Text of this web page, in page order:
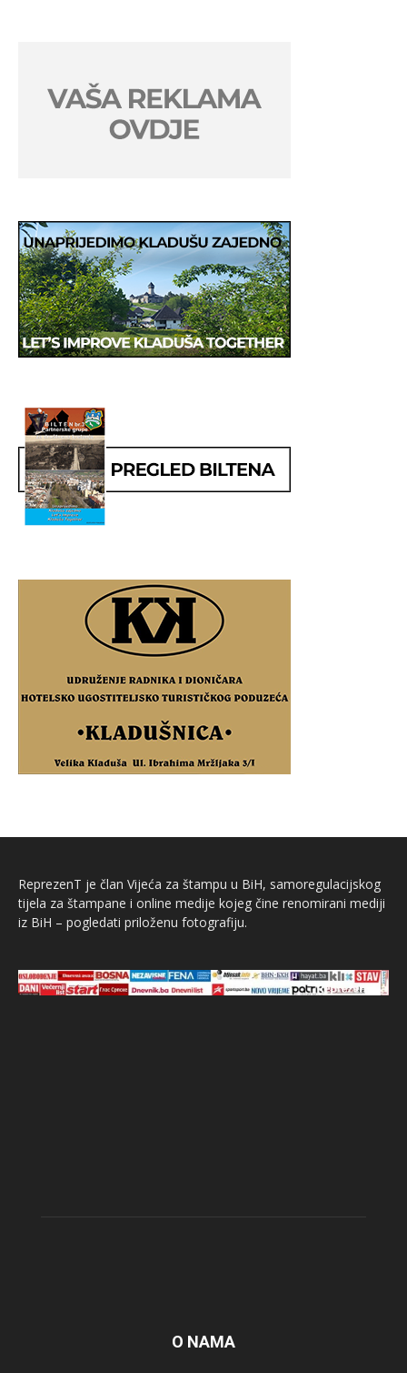
ReprezenT je član Vijeća za štampu u BiH, samoregulacijskog
tijela za štampane i online medije kojeg čine renomirani mediji
iz BiH – pogledati priloženu fotografiju.
O NAMA